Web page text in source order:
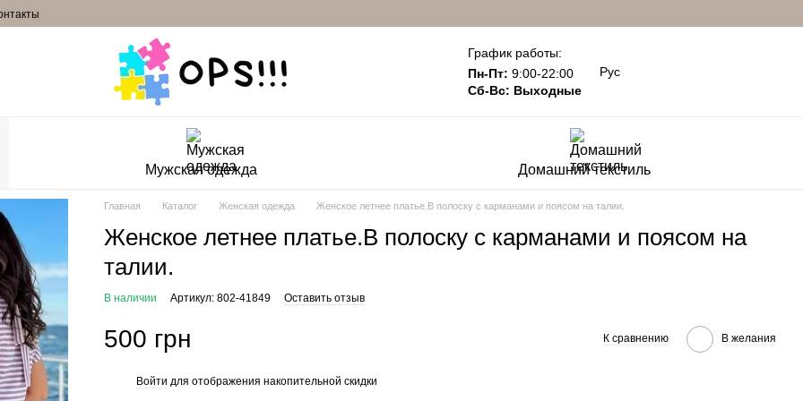
График работы:
Пн-Пт: 9:00-22:00
Сб-Вс: Выходные
Рус
Мужская одежда Домашний текстиль
Главная Каталог Женская одежда Женское летнее платье.В полоску с карманами и поясом на талии.
Женское летнее платье.В полоску с карманами и поясом на
талии.
В наличии Артикул: 802-41849 Оставить отзыв
500 грн К сравнению В желания
Войти для отображения накопительной скидки